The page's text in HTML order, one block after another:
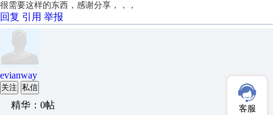
很需要这样的东西，感谢分享，，，
回复 引用 举报
evianway
关注 私信
精华：0帖
客服